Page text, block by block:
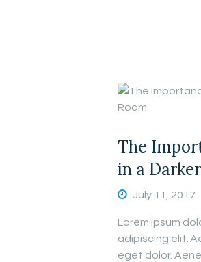
The
in a
July 11, 2017
Lorem ipsum
adipiscing elit.
eget dolor.